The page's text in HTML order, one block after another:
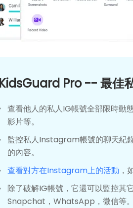
KidsGuard Pro -- 最佳
查看他人的私人IG帳號全部限時動
影片等。
監控私人Instagram帳號的聊天紀
的內容。
查看對方在Instagram上的活動 ，
除了破解IG帳號，它還可以監控其
Snapchat，WhatsApp，微信等。